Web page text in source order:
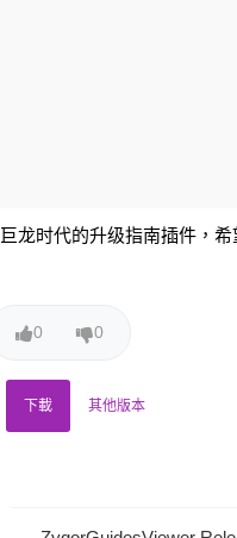
巨龙时代的升级指南插件，希
0 0
下載 其他版本